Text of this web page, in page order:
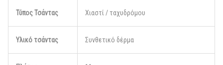
Τύπος Τσάντας Χιαστί / ταχυδρόμου
Υλικό τσάντας Συνθετικό δέρμα